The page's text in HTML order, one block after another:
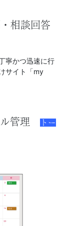
・相談回答
寧かつ迅速に行
サイト「my
ル管理
トー